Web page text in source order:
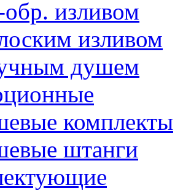
изливом
изливом
душем
комплекты
штанги